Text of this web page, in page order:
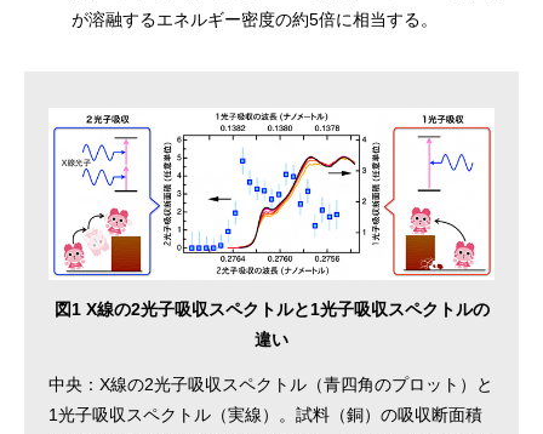
が溶融するエネルギー密度の約5倍に相当する。
図1 X線の2光子吸収スペクトルと1光子吸収スペクトルの
違い
中央：X線の2光子吸収スペクトル（青四角のプロット）と
1光子吸収スペクトル（実線）。試料（銅）の吸収断面積